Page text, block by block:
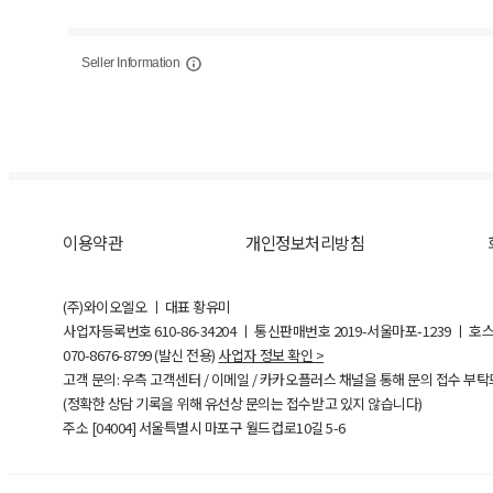
Seller Information
이용약관 개인정보처리방침
(주)와이오엘오 ㅣ 대표 황유미
사업자등록번호610-86-34204ㅣ 통신판매번호 2019-서울마포-1239 ㅣ 호
070-8676-8799 (발신 전용) 사업자 정보 확인 >
고객 문의: 우측 고객센터 / 이메일 / 카카오플러스 채널을 통해 문의 접수 부
(정확한 상담 기록을 위해 유선상 문의는 접수받고 있지 않습니다)
주소 [04004] 서울특별시 마포구 월드컵로10길5-6